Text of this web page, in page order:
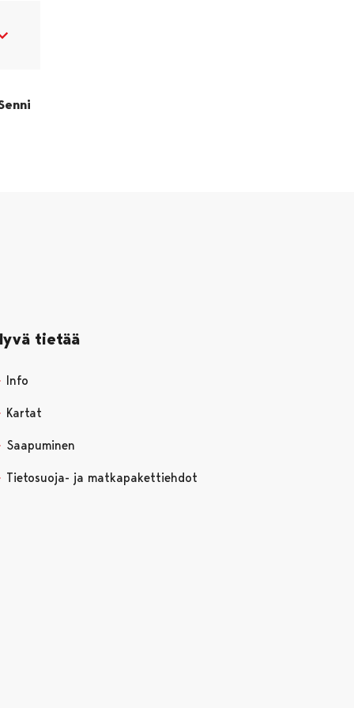
tietää
Info
Kartat
Saapuminen
Tietosuoja- ja matkapakettiehdot